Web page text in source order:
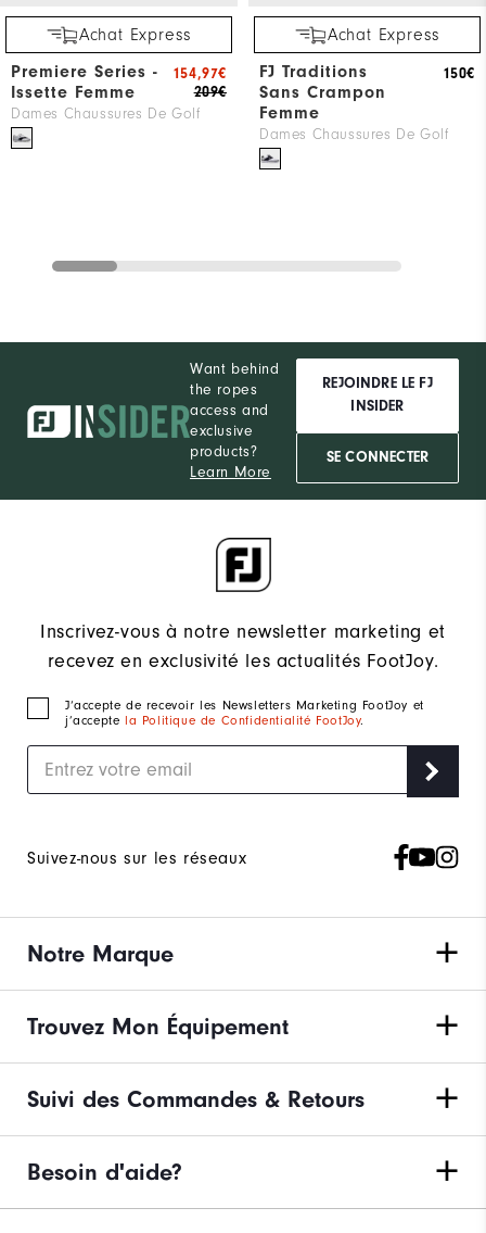
Achat Express
Premiere Series -
Issette Femme
Dames Chaussures De Golf
209€
154,97€
Achat Express
FJ Traditions
Sans Crampon
Femme
Dames Chaussures De Golf
150€
Want behind
the ropes
access and
exclusive
products?
Learn More
REJOINDRE LE FJ
INSIDER
SE CONNECTER
Inscrivez-vous à notre newsletter marketing et
recevez en exclusivité les actualités FootJoy.
J‘accepte de recevoir les Newsletters Marketing FootJoy et
j’accepte la Politique de Confidentialité FootJoy.
Suivez-nous sur les réseaux
Notre Marque
Trouvez Mon Équipement
Suivi des Commandes & Retours
Besoin d'aide?